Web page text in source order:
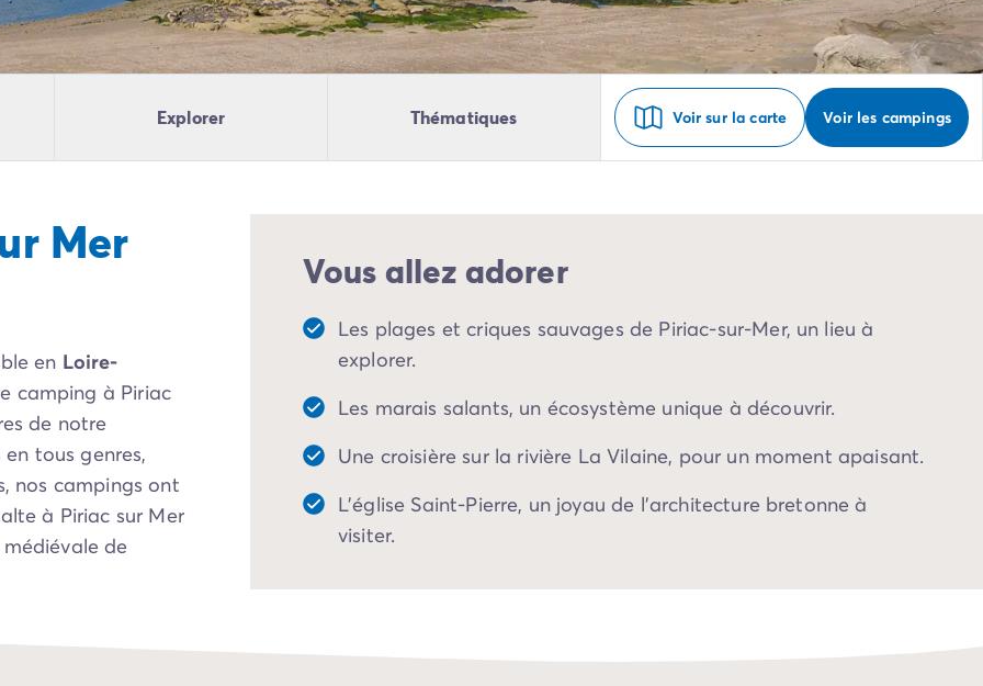
Explorer Thématiques Voir sur la carte Voir les campings
Mer
en Loire-
camping à Piriac
de notre
tous genres,
nos campings ont
à Piriac sur Mer
de
Vous allez adorer
Les plages et criques sauvages de Piriac-sur-Mer, un lieu à
explorer.
Les marais salants, un écosystème unique à découvrir.
Une croisière sur la rivière La Vilaine, pour un moment apaisant.
L’église Saint-Pierre, un joyau de l'architecture bretonne à
visiter.